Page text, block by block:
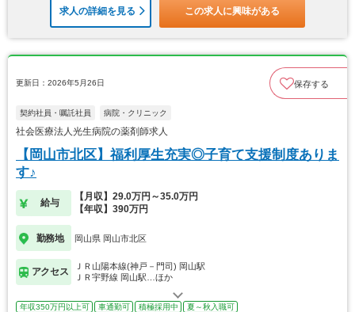
求人の詳細を見る この求人に興味がある
更新日：2026年5月26日 保存する
契約社員・嘱託社員 病院・クリニック
社会医療法人光生病院の薬剤師求人
【岡山市北区】福利厚生充実◎子育て支援制度ありま
す♪
給与
【月収】29.0万円～35.0万円
【年収】390万円
勤務地 岡山県 岡山市北区
アクセス
ＪＲ山陽本線(神戸－門司) 岡山駅
ＪＲ宇野線 岡山駅…ほか
年収350万円以上可 車通勤可 積極採用中 夏～秋入職可